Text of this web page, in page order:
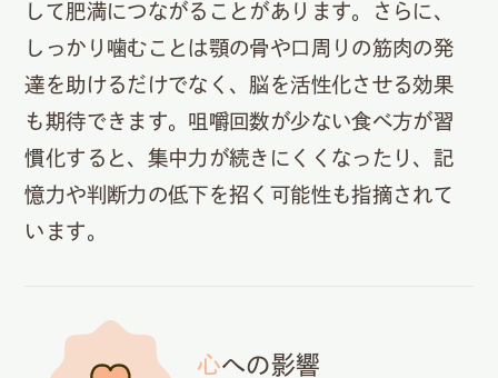
して肥満につながることがあります。さらに、
しっかり噛むことは顎の骨や口周りの筋肉の発
達を助けるだけでなく、脳を活性化させる効果
も期待できます。咀嚼回数が少ない食べ方が習
慣化すると、集中力が続きにくくなったり、記
憶力や判断力の低下を招く可能性も指摘されて
います。
心への影響